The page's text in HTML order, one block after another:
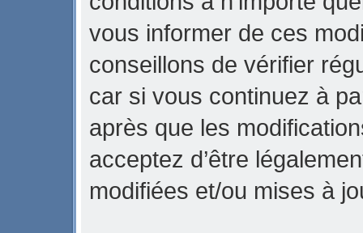
vous informer de ces
conseillons de vérifier
car si vous continuez à
après que les
acceptez d’être
modifiées et/ou mises à